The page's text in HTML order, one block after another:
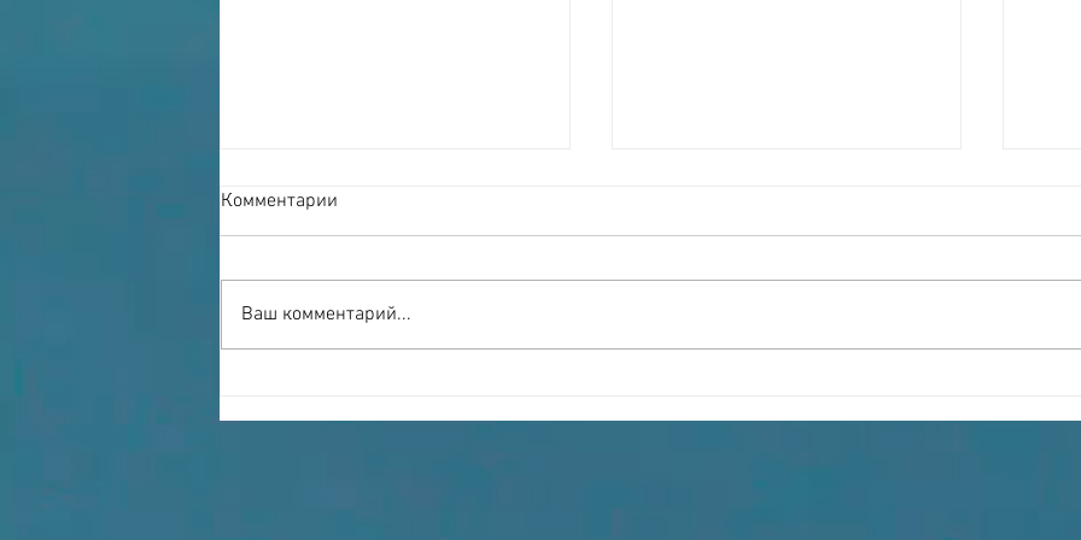
Комментарии
Ваш комментарий...